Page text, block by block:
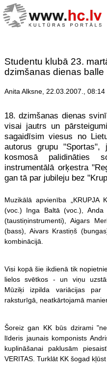
Studentu klubā 23.
dzimšanas dienas balle
Anita Alksne, 22.03.2007., 08:14
18. dzimšanas dienas
visai jautrs un
sagaidīsim viesus no
autorus grupu "Sportas",
kosmosā palidināties
instrumentālā orķestra
gan tā par jubileju bez
Muzikālā apvienība „KRUPJA
(voc.) Inga Baltā (voc.), Anda
(taustiņinstrumenti), Aigars
(bass), Aivars Krastiņš
kombinācijā.
Visi kopā šie ikdienā tik
lielos svētkos - un viņu
Mūziķi izpilda variācijas
raksturīgā, neatkārtojamā
Šoreiz gan KK būs dzirami
līderis jaunais komponists
kuplināšanai paklusām
VERITAS. Turklāt KK šogad